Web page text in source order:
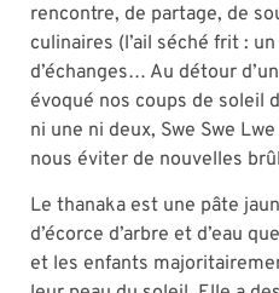
rencontre, de partage, de
culinaires (l’ail séché frit :
d’échanges… Au détour
évoqué nos coups de soleil
ni une ni deux, Swe Swe
nous éviter de nouvelles
Le thanaka est une pâte
d’écorce d’arbre et d’eau
et les enfants